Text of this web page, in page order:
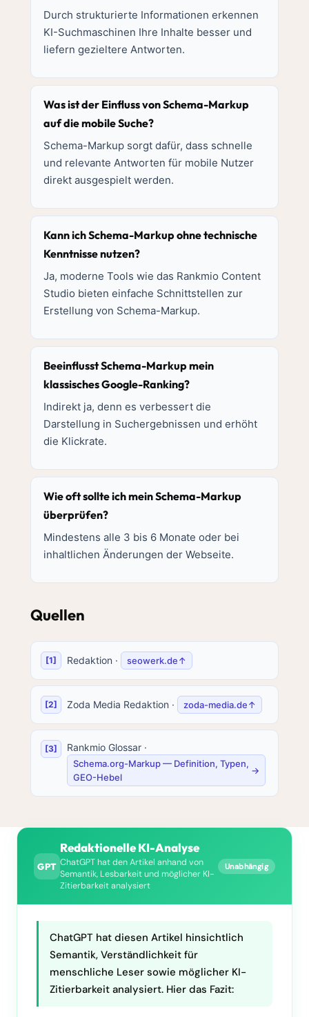
Durch strukturierte Informationen erkennen
KI-Suchmaschinen Ihre Inhalte besser und
liefern gezieltere Antworten.
Was ist der Einfluss von Schema-Markup
auf die mobile Suche?
Schema-Markup sorgt dafür, dass schnelle
und relevante Antworten für mobile Nutzer
direkt ausgespielt werden.
Kann ich Schema-Markup ohne technische
Kenntnisse nutzen?
Ja, moderne Tools wie das Rankmio Content
Studio bieten einfache Schnittstellen zur
Erstellung von Schema-Markup.
Beeinflusst Schema-Markup mein
klassisches Google-Ranking?
Indirekt ja, denn es verbessert die
Darstellung in Suchergebnissen und erhöht
die Klickrate.
Wie oft sollte ich mein Schema-Markup
überprüfen?
Mindestens alle 3 bis 6 Monate oder bei
inhaltlichen Änderungen der Webseite.
Quellen
Redaktion · seowerk.de↑
Zoda Media Redaktion · zoda-media.de↑
Rankmio Glossar ·
Schema.org-Markup — Definition, Typen,
GEO-Hebel
→
GPT
Redaktionelle KI-Analyse
ChatGPT hat den Artikel anhand von
Semantik, Lesbarkeit und möglicher KI-
Zitierbarkeit analysiert
Unabhängig
ChatGPT hat diesen Artikel hinsichtlich
Semantik, Verständlichkeit für
menschliche Leser sowie möglicher KI-
Zitierbarkeit analysiert. Hier das Fazit: